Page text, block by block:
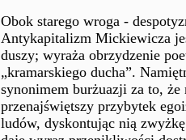
Obok starego wroga -
Antykapitalizm Mickiewicza
duszy; wyraża obrzydzenie
„kramarskiego ducha”.
synonimem burżuazji za to,
przenajświętszy przybytek
ludów, dyskontując nią